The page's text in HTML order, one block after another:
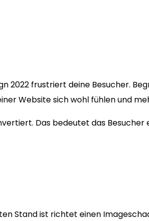
2022 frustriert deine Besucher.
Website sich wohl fühlen und
Das bedeutet das
Stand ist richtet einen